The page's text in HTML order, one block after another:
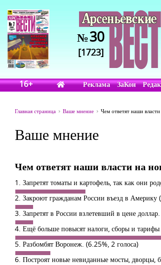
№30
[1723]
16+ Реклама ЗаКон
Главная страница Ваше мнение Чем ответят наши
Ваше мнение
Чем ответят наши власти на
1. Запретят томаты и картофель, так как они
2. Закроют гражданам России въезд в Америку
3. Запретят в России взлетевший в цене доллар.
4. Ещё больше повысят налоги, сборы и
5. Разбомбят Воронеж. (6.25%, 2 голоса)
6. Построят новые невиданные мосты, дворцы,